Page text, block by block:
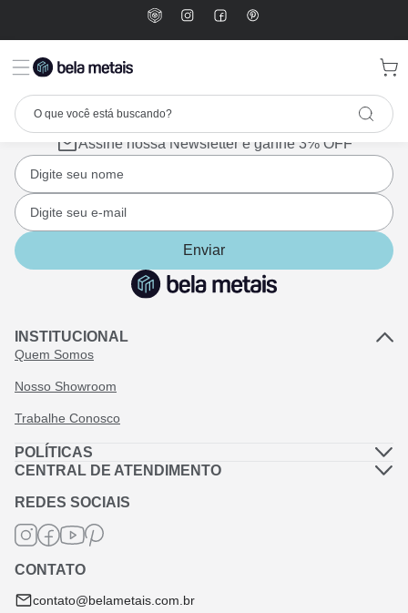
Assine nossa Newsletter e ganhe 3% OFF
Enviar
INSTITUCIONAL
Quem Somos
Nosso Showroom
Trabalhe Conosco
POLÍTICAS
Política de Privacidade
Política de Frete
Termos de Garantia
Termos e Condições
Troca e Devolução
CENTRAL DE ATENDIMENTO
Fale Conosco
REDES SOCIAIS
CONTATO
contato@belametais.com.br